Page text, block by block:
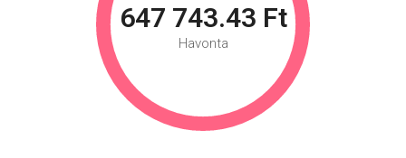
647 743.43 Ft
Havonta